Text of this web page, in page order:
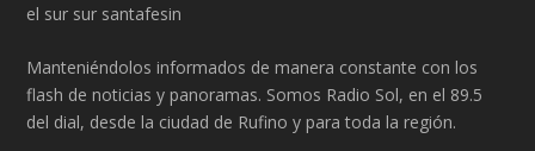
el sur sur santafesin
Manteniéndolos informados de manera constante con los
flash de noticias y panoramas. Somos Radio Sol, en el 89.5
del dial, desde la ciudad de Rufino y para toda la región.